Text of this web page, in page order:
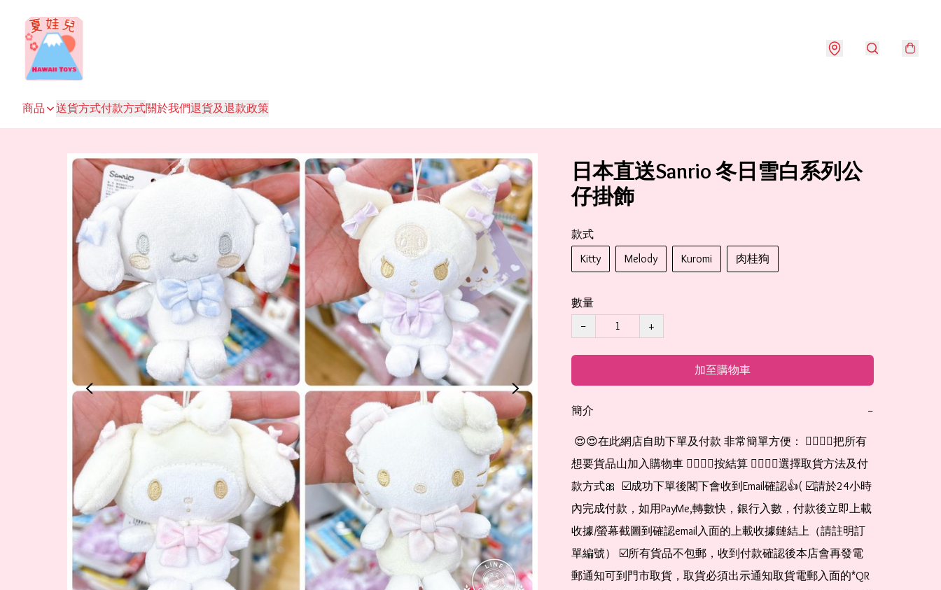
商品 送貨方式付款方式關於我們退貨及退款政策
日本直送Sanrio 冬日雪白系列公
仔掛飾
款式
Kitty
Melody Kuromi 肉桂狗
數量
−
+
加至購物車
簡介 −
想要貨品山加入購物車 👉🏻👉🏻按結算 👉🏻👉🏻選擇取貨方法及付
款方式🎀  ☑️成功下單後閣下會收到Email確認👍( ☑️請於24小時
內完成付款，如用PayMe,轉數快，銀行入數，付款後立即上載
收據/螢幕截圖到確認email入面的上載收據鏈結上（請註明訂
單編號） ☑️所有貨品不包郵，收到付款確認後本店會再發電
郵通知可到門市取貨，取貨必須出示通知取貨電郵入面的*QR